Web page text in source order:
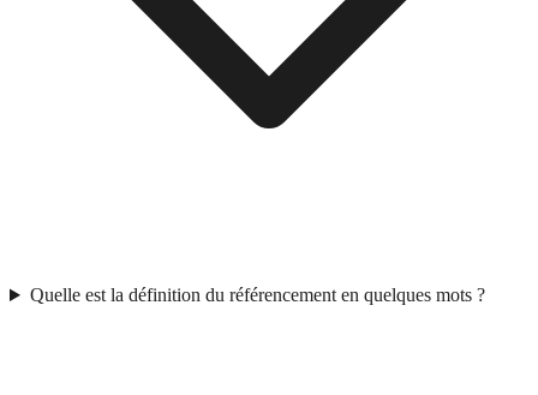
Quelle est la définition du référencement en quelques mots ?